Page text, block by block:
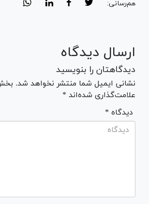
هم‌رسانی:
ارسال دیدگاه
دیدگاهتان را بنویسید
نشانی ایمیل شما منتشر نخواهد شد.
علامت‌گذاری شده‌اند *
* دیدگاه